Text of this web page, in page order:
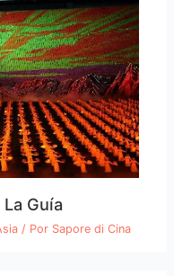
Guía
/ Por Sapore di Cina